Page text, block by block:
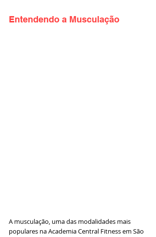
Entendendo a Musculação
A musculação, uma das modalidades mais
populares na Academia Central Fitness em São